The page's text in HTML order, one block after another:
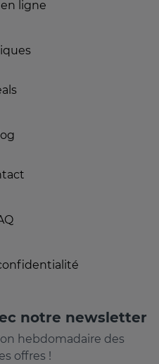
ligne
notre newsletter
hebdomadaire des
offres !